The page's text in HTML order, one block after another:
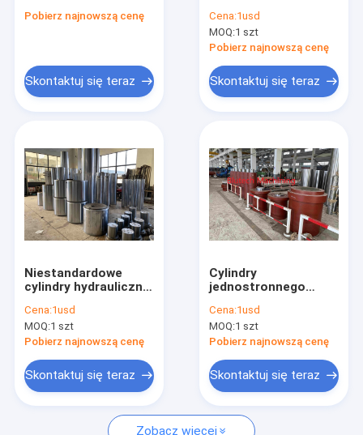
produkty
O nas
Skontaktuj się z nami
Płyta grzejna do prasy do sklejki
Płyta wzmacniająca
prasowania
Pobierz najnowszą cenę
Skontaktuj się teraz
jednostronnego
działania do
hydroformowania
Cena:1usd
MOQ:1 szt
Pobierz najnowszą cenę
Skontaktuj się teraz
Niestandardowe
cylindry hydrauliczne
działania do arkuszy
gumowych / dużych
części
Cena:1usd
MOQ:1 szt
Pobierz najnowszą cenę
Skontaktuj się teraz
Cylindry
jednostronnego
na zamówienie do
hydraulicznej prasy
do formowania
Cena:1usd
MOQ:1 szt
Pobierz najnowszą cenę
Skontaktuj się teraz
Zobacz więcej